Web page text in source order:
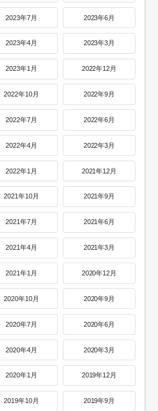
2023年7月 2023年6月
2023年4月 2023年3月
2023年1月 2022年12月
2022年10月 2022年9月
2022年7月 2022年6月
2022年4月 2022年3月
2022年1月 2021年12月
2021年10月 2021年9月
2021年7月 2021年6月
2021年4月 2021年3月
2021年1月 2020年12月
2020年10月 2020年9月
2020年7月 2020年6月
2020年4月 2020年3月
2020年1月 2019年12月
2019年10月 2019年9月